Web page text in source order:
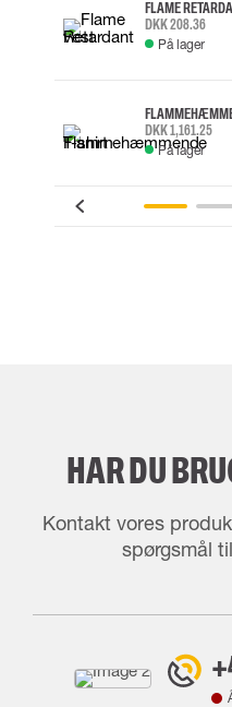
FLAME
DKK 208.36
På lager
DKK 1,161.25
På lager
HAR DU
Kontakt vores
spørgsmål